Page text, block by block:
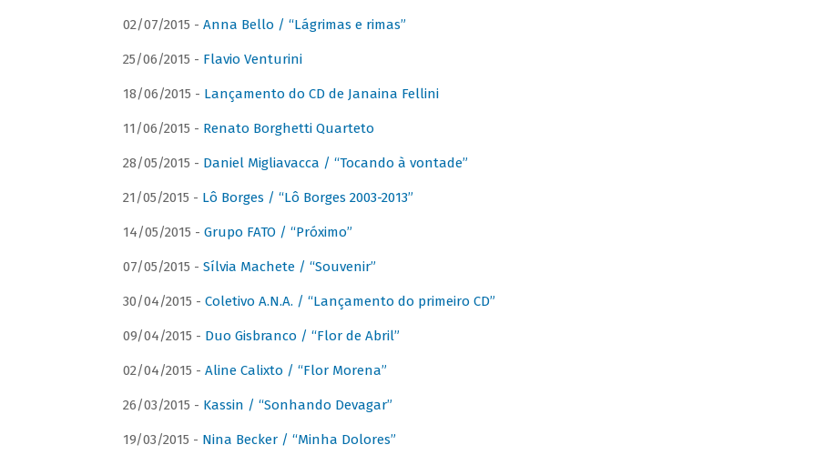
02/07/2015 - Anna Bello / “Lágrimas e rimas”
25/06/2015 - Flavio Venturini
18/06/2015 - Lançamento do CD de Janaina Fellini
11/06/2015 - Renato Borghetti Quarteto
28/05/2015 - Daniel Migliavacca / “Tocando à vontade”
21/05/2015 - Lô Borges / “Lô Borges 2003-2013”
14/05/2015 - Grupo FATO / “Próximo”
07/05/2015 - Sílvia Machete / “Souvenir”
30/04/2015 - Coletivo A.N.A. / “Lançamento do primeiro CD”
09/04/2015 - Duo Gisbranco / “Flor de Abril”
02/04/2015 - Aline Calixto / “Flor Morena”
26/03/2015 - Kassin / “Sonhando Devagar”
19/03/2015 - Nina Becker / “Minha Dolores”